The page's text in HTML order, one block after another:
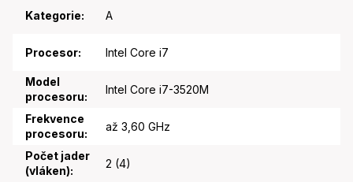
Kategorie: A
Procesor: Intel Core i7
Model
procesoru:
Intel Core i7-3520M
Frekvence
procesoru:
až 3,60 GHz
Počet jader
(vláken):
2 (4)